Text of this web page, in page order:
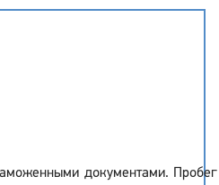
документами. Пробег